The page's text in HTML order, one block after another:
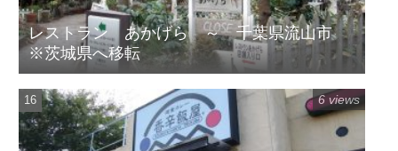
レストラン あかげら ～ 千葉県流山市
※茨城県へ移転
6 views